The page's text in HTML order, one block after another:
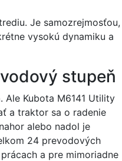
Je samozrejmosťou,
vysokú dynamiku a
stupeň
Kubota M6141 Utility
a traktor sa o radenie
alebo nadol je
24 prevodových
a pre mimoriadne